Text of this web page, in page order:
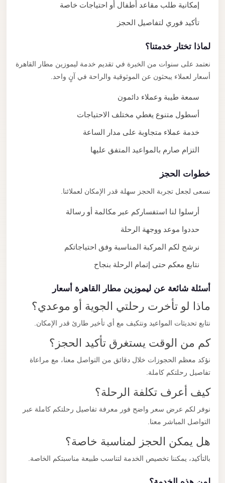
إمكانية طلب مقاعد أطفال أو احتياجات خاصة
تأكيد فوري لتفاصيل الحجز
لماذا تختار خدمتنا؟
نعتمد على سنوات من الخبرة في تقديم خدمة ليموزين مطار القاهرة
أسعار لعملاء يبحثون عن الموثوقية والراحة في آنٍ واحد.
سمعة طيبة وعملاء دائمون
أسطول متنوع يغطي مختلف الاحتياجات
خدمة عملاء متجاوبة على مدار الساعة
التزام صارم بالمواعيد المتفق عليها
خطوات الحجز
نسعى لجعل تجربة الحجز سهلة قدر الإمكان لعملائنا.
أرسلوا لنا استفساركم عبر مكالمة أو رسالة
حددوا موعد ووجهة الرحلة
نرشح لكم المركبة المناسبة وفق احتياجاتكم
نتابع معكم حتى إتمام الرحلة بنجاح
أسئلة شائعة عن ليموزين مطار القاهرة أسعار
ماذا لو تأخرت رحلتي الجوية أو موعدي؟
نتابع تحديثات المواعيد ونتكيف مع أي تأخير طارئ قدر الإمكان.
كم من الوقت يستغرق تأكيد الحجز؟
نؤكد معظم الحجوزات خلال دقائق من التواصل معنا، مع مراعاة
تفاصيل رحلتكم كاملة.
كيف أعرف تكلفة الرحلة؟
نوفر لكم عرض سعر واضح فور معرفة تفاصيل رحلتكم كاملة عبر
التواصل المباشر معنا.
هل يمكن الحجز لمناسبة خاصة؟
بالتأكيد، يمكننا تخصيص الخدمة لتناسب طبيعة مناسبتكم الخاصة.